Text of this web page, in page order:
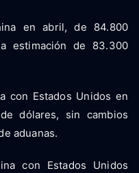
en abril, de 84.800
estimación de 83.300
con Estados Unidos en
dólares, sin cambios
aduanas.
con Estados Unidos